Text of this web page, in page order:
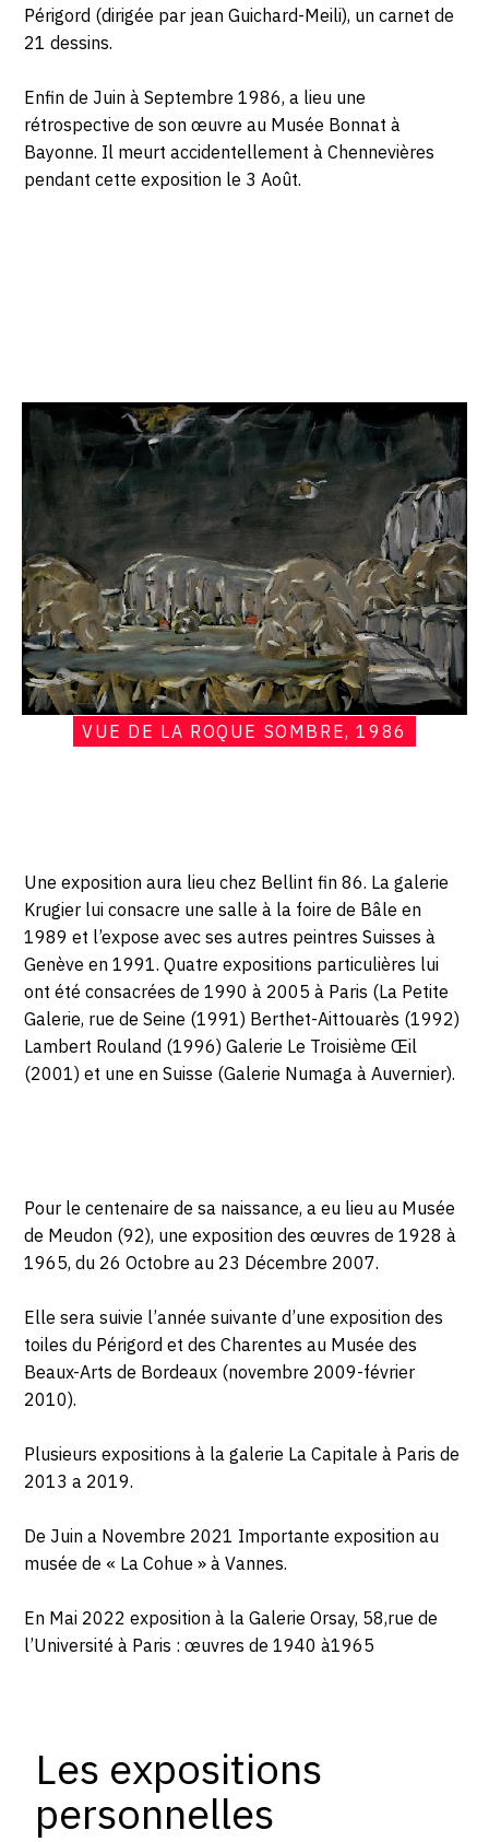
Périgord (dirigée par jean Guichard-Meili), un carnet de
21 dessins.
Enfin de Juin à Septembre 1986, a lieu une
rétrospective de son œuvre au Musée Bonnat à
Bayonne. Il meurt accidentellement à Chennevières
pendant cette exposition le 3 Août.
Hans
Seiler,
Roque
sombre,
1986
VUE DE LA ROQUE SOMBRE, 1986
Une exposition aura lieu chez Bellint fin 86. La galerie
Krugier lui consacre une salle à la foire de Bâle en
1989 et l’expose avec ses autres peintres Suisses à
Genève en 1991. Quatre expositions particulières lui
ont été consacrées de 1990 à 2005 à Paris (La Petite
Galerie, rue de Seine (1991) Berthet-Aittouarès (1992)
Lambert Rouland (1996) Galerie Le Troisième Œil
(2001) et une en Suisse (Galerie Numaga à Auvernier).
Pour le centenaire de sa naissance, a eu lieu au Musée
de Meudon (92), une exposition des œuvres de 1928 à
1965, du 26 Octobre au 23 Décembre 2007.
Elle sera suivie l’année suivante d’une exposition des
toiles du Périgord et des Charentes au Musée des
Beaux-Arts de Bordeaux (novembre 2009-février
2010).
Plusieurs expositions à la galerie La Capitale à Paris de
2013 a 2019.
De Juin a Novembre 2021 Importante exposition au
musée de « La Cohue » à Vannes.
En Mai 2022 exposition à la Galerie Orsay, 58,rue de
l’Université à Paris : œuvres de 1940 à1965
Les expositions
personnelles